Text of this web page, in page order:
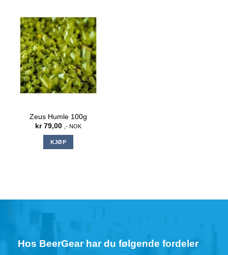
Zeus Humle 100g
kr79,00 ,- NOK
KJØP
Hos BeerGear har du følgende fordeler